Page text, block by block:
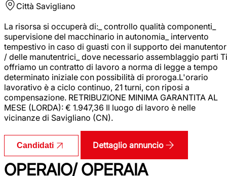
Città Savigliano
La risorsa si occuperà di:_ controllo qualità componenti_
supervisione del macchinario in autonomia_ intervento
tempestivo in caso di guasti con il supporto dei
/ delle manutentrici_ dove necessario assemblaggio parti Ti
offriamo un contratto di lavoro a norma di legge a tempo
determinato iniziale con possibilità di proroga.L'orario
lavorativo è a ciclo continuo, 21 turni, con riposi a
compensazione. RETRIBUZIONE MINIMA GARANTITA AL
MESE (LORDA): € 1.947,36 Il luogo di lavoro è nelle
vicinanze di Savigliano (CN).
Candidati Dettaglio annuncio
OPERAIO/ OPERAIA